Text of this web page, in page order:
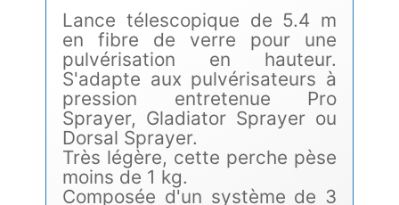
Lance télescopique de 5.4 m
en fibre de verre pour une
pulvérisation en hauteur.
S'adapte aux pulvérisateurs à
pression entretenue Pro
Sprayer, Gladiator Sprayer ou
Dorsal Sprayer.
Très légère, cette perche pèse
moins de 1 kg.
Composée d'un système de 3